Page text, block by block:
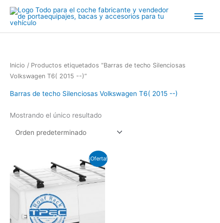
contenido
Inicio / Productos etiquetados “Barras de techo Silenciosas
Volkswagen T6( 2015 --)”
Barras de techo Silenciosas Volkswagen T6( 2015 --)
Mostrando el único resultado
¡Oferta!
precio
original
era:
€210.00.
precio
actual
es:
€185.00.